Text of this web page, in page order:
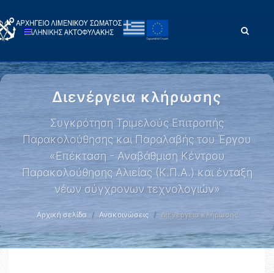
Διενέργεια κλήρωσης
Συγκρότηση Τριμελούς Επιτροπής
Παρακολούθησης και Παραλαβής του Έργου
«Επέκταση - Αναβάθμιση Κέντρου
Παρακολούθησης Αλιείας (Κ.Π.Α.) και ένταξη
νέων σύγχρονων τεχνολογιών»
Αρχική σελίδα Ανακοινώσεις Διενέργεια κλήρωσης